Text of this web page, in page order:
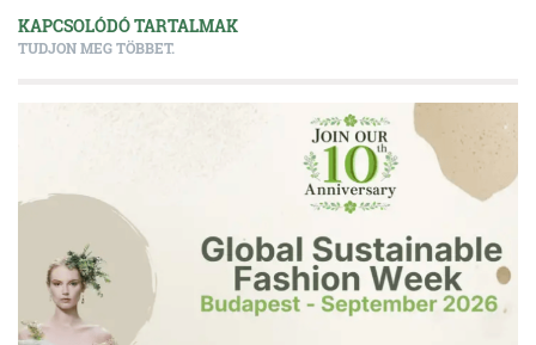
KAPCSOLÓDÓ TARTALMAK
TUDJON MEG TÖBBET.